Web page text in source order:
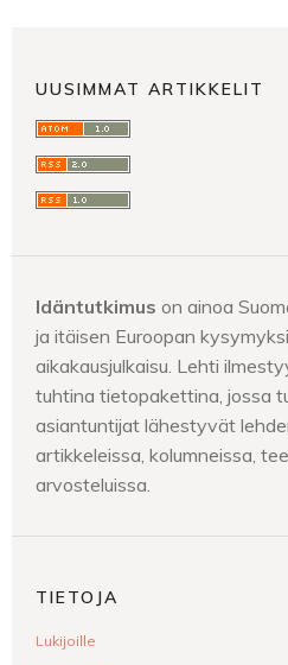
UUSIMMAT ARTIKKELIT
Idäntutkimus on ainoa
ja itäisen Euroopan
aikakausjulkaisu. Lehti
tuhtina tietopakettina, jossa
asiantuntijat lähestyvät
artikkeleissa, kolumneissa,
arvosteluissa.
TIETOJA
Lukijoille